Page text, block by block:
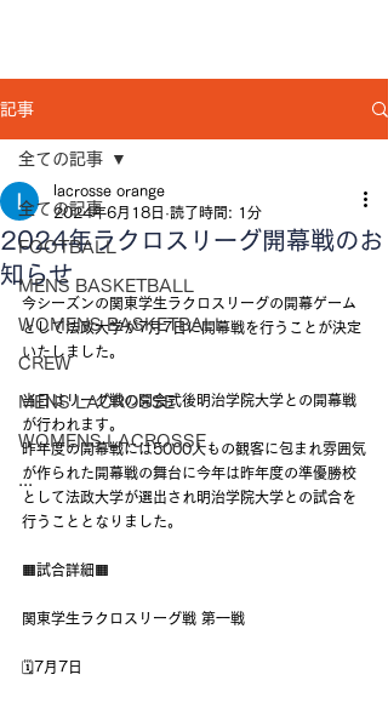
記事
全ての記事
FOOTBALL
MENS BASKETBALL
WOMENS BASKETBALL
CREW
MENS LACROSSE
WOMENS LACROSSE
...
全ての記事
2024年ラクロスリーグ開幕戦のお
知らせ
lacrosse orange
2024年6月18日 読了時間: 1分
今シーズンの関東学生ラクロスリーグの開幕ゲーム
として法政大学が7月7日に開幕戦を行うことが決定
いたしました。
当日はリーグ戦の開会式後明治学院大学との開幕戦
が行われます。
昨年度の開幕戦には5000人もの観客に包まれ雰囲気
が作られた開幕戦の舞台に今年は昨年度の準優勝校
として法政大学が選出され明治学院大学との試合を
行うこととなりました。
🟧試合詳細🟧
関東学生ラクロスリーグ戦 第一戦
🗓7月7日